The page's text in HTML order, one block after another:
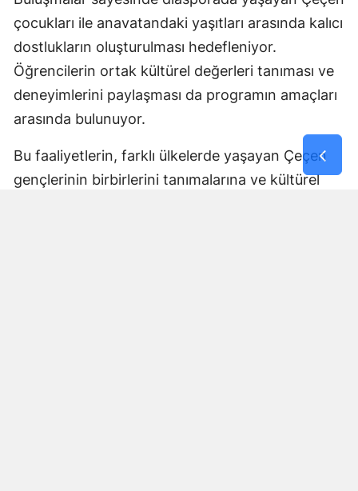
çocukları ile anavatandaki yaşıtları arasında kalıcı
dostlukların oluşturulması hedefleniyor.
Öğrencilerin ortak kültürel değerleri tanıması ve
deneyimlerini paylaşması da programın amaçları
arasında bulunuyor.
Bu faaliyetlerin, farklı ülkelerde yaşayan Çeçen
gençlerinin birbirlerini tanımalarına ve kültürel